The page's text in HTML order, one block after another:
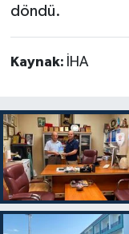
döndü.
Kaynak: İHA